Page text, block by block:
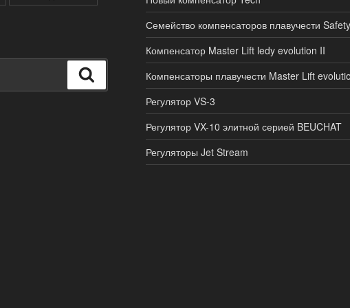
Семейство компенсаторов плавучести Safety
Компенсатор Master Lift ledy evolution II
Компенсаторы плавучести Master Lift
Регулятор VS-3
Регулятор VX-10 элитной серией BEUCHAT
Регуляторы Jet Stream